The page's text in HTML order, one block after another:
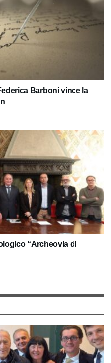
Barboni vince la
“Archeovia di